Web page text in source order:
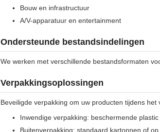
Bouw en infrastructuur
A/V-apparatuur en entertainment
Ondersteunde bestandsindelingen
We werken met verschillende bestandsformaten
Verpakkingsoplossingen
Beveiligde verpakking om uw producten tijdens het
Inwendige verpakking: beschermende
Buitenverpakking: standaard kartonnen of